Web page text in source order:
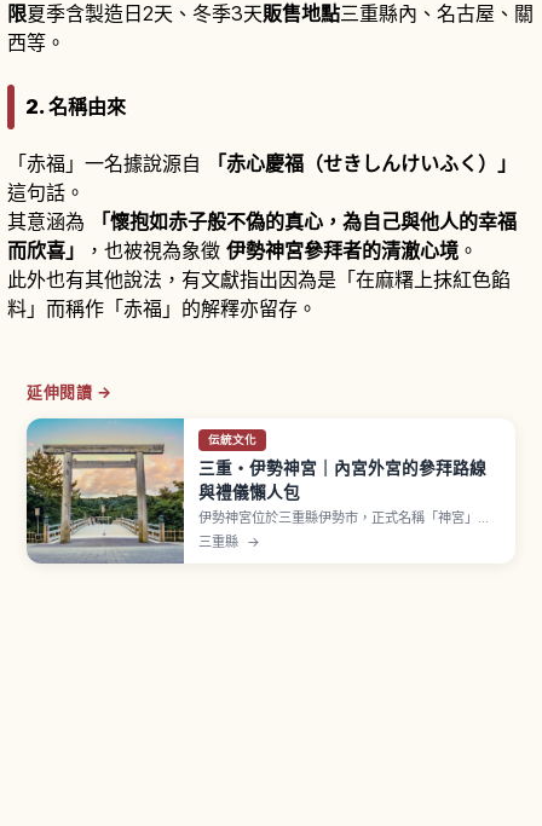
限夏季含製造日2天、冬季3天販售地點三重縣內、名古屋、關
西等。
2. 名稱由來
「赤福」一名據說源自
「赤心慶福（せきしんけいふく）」
這句話。
其意涵為
「懷抱如赤子般不偽的真心，為自己與他人的幸福
而欣喜」
，也被視為象徵 伊勢神宮參拜者的清澈心境 。
此外也有其他說法，有文獻指出因為是「在麻糬上抹紅色餡
料」而稱作「赤福」的解釋亦留存。
延伸閱讀 →
伝統文化
三重・伊勢神宮｜內宮外宮的參拜路線
與禮儀懶人包
伊勢神宮位於三重縣伊勢市，正式名稱「神宮」，
是受日本全國特別崇敬的神社。以祭祀天照大御神
三重縣 →